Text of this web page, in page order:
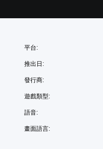
平台:
推出日:
發行商:
遊戲類型:
語音:
畫面語言: